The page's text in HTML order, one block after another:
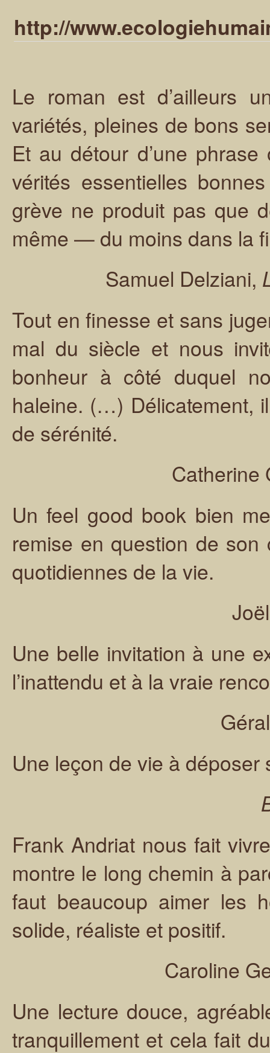
http://
Le roman est d’ailleurs
variétés, pleines de bons
Et au détour d’une
vérités essentielles
grève ne produit pas que
même — du moins dans la
Samuel Delziani,
Tout en finesse et sans
mal du siècle et nous
bonheur à côté duquel
haleine. (…) Délicatement,
de sérénité.
Catherine
Un feel good book bien
remise en question de
quotidiennes de la vie.
Une belle invitation à une
l’inattendu et à la vraie
Une leçon de vie à
Frank Andriat nous fait
montre le long chemin à
faut beaucoup aimer les
solide, réaliste et positif.
Caroline
Une lecture douce,
tranquillement et cela fait